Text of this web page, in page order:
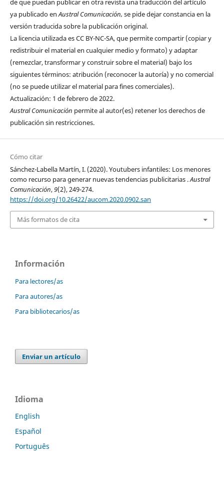
de que puedan publicar en otra revista una traducción del artículo
ya publicado enAustral Comunicación, se pide dejar constancia en la
versión traducida sobre la publicación original.
La licencia utilizada es CC BY-NC-SA, que permite compartir (copiar y
redistribuir el material en cualquier medio y formato) y adaptar
(remezclar, transformar y construir sobre el material) bajo los
siguientes términos: atribución (reconocer la autoría) y no comercial
(no se puede utilizar el material para fines comerciales).
Actualización: 1 de febrero de 2022.
Austral Comunicación permite al autor(es) retener los derechos de
publicación sin restricciones.
Cómo citar
Sánchez-Labella Martín, I. (2020). Youtubers infantiles: Los menores
como recurso para generar nuevas tendencias publicitarias .Austral
Comunicación,9(2), 249-274.
https://doi.org/10.26422/aucom.2020.0902.san
Más formatos de cita
Información
Para lectores/as
Para autores/as
Para bibliotecarios/as
Enviar un artículo
Idioma
English
Español
Português